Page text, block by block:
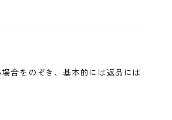
合をのぞき、基本的には返品には